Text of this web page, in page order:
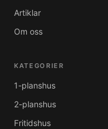
Artiklar
Om oss
KATEGORIER
1-planshus
2-planshus
Fritidshus